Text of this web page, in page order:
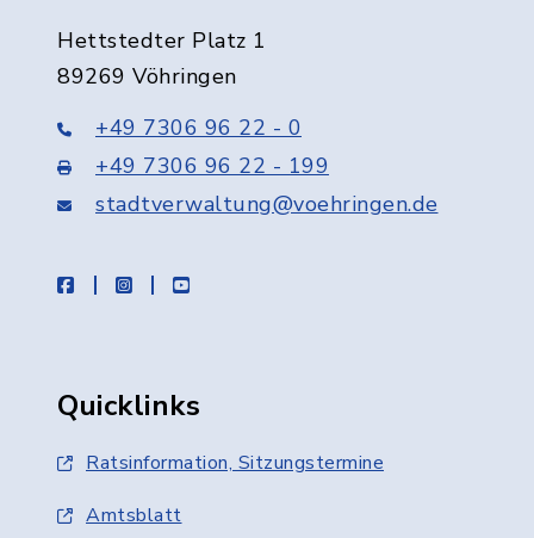
Hettstedter Platz 1
89269 Vöhringen
+49 7306 96 22 - 0
+49 7306 96 22 - 199
stadtverwaltung@voehringen.de
facebookinstagramyoutube
Quicklinks
Ratsinformation, Sitzungstermine
Amtsblatt